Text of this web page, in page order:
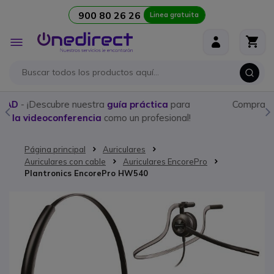
900 80 26 26 Linea gratuita
Toggle
Nav
Compra aquí losmejores Walkies con licenciay
programación personalizada
Página principal
Auriculares
Auriculares con cable
Auriculares EncorePro
Plantronics EncorePro HW540
Saltar al final de la galería de imágenes